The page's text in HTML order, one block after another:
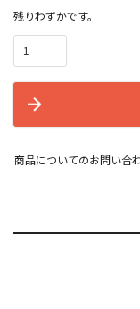
残りわずかです。
商品についてのお問い合